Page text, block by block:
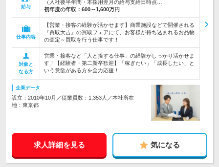
給与
（入社後半年間・本採用翌月の給与支給日時点…
初年度の年収： 600～1,600万円
仕事内容
【営業・接客の経験が活かせます】商業施設などで開催される
『買取大吉』の買取フェアにて、お客様が持ち込まれるお品物
の査定～買取を行う仕事です！
対象と
なる方
営業・接客など「人と接する仕事」の経験がしっかり活かせま
す！【経験者・第二新卒歓迎】「稼ぎたい」「成長したい」と
いう意欲がある方を全力応援！
企業データ
設立：2010年10月／従業員数：1,353人／本社所在
地：東京都
求人詳細を見る 気になる